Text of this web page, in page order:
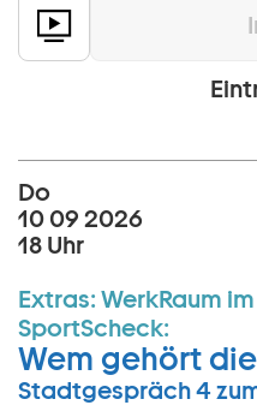
Do
10 09 2026
18 Uhr
Extras: WerkRaum
SportScheck:
Wem gehört
Stadtgespräch 4